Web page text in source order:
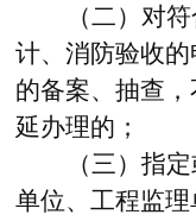
（二）对
计、消防验收
的备案、抽查
延办理的；
（三）指
单位、工程监理